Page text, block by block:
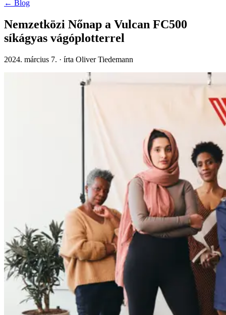
← Blog
Nemzetközi Nőnap a Vulcan FC500
síkágyas vágóplotterrel
2024. március 7. · írta Oliver Tiedemann